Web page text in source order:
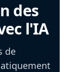
des
l'IA
de